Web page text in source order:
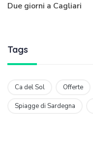
Due giorni a Cagliari
Tags
Ca del Sol Offerte
Spiagge di Sardegna